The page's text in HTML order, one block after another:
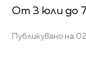
От 3 юли до
Публикувано на